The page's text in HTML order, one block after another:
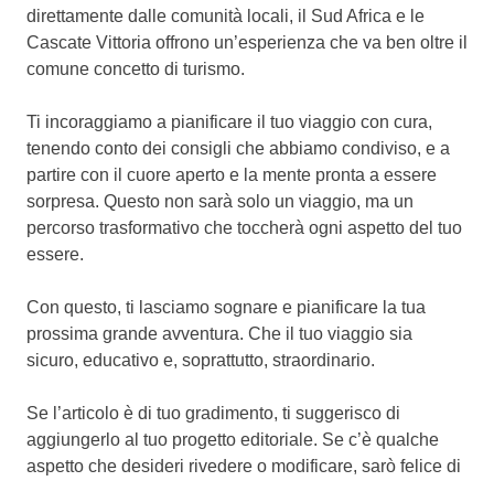
direttamente dalle comunità locali, il Sud Africa e le
Cascate Vittoria offrono un’esperienza che va ben oltre il
comune concetto di turismo.
Ti incoraggiamo a pianificare il tuo viaggio con cura,
tenendo conto dei consigli che abbiamo condiviso, e a
partire con il cuore aperto e la mente pronta a essere
sorpresa. Questo non sarà solo un viaggio, ma un
percorso trasformativo che toccherà ogni aspetto del tuo
essere.
Con questo, ti lasciamo sognare e pianificare la tua
prossima grande avventura. Che il tuo viaggio sia
sicuro, educativo e, soprattutto, straordinario.
Se l’articolo è di tuo gradimento, ti suggerisco di
aggiungerlo al tuo progetto editoriale. Se c’è qualche
aspetto che desideri rivedere o modificare, sarò felice di